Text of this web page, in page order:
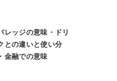
レッジの意味・ドリ
との違いと使い分
金融での意味